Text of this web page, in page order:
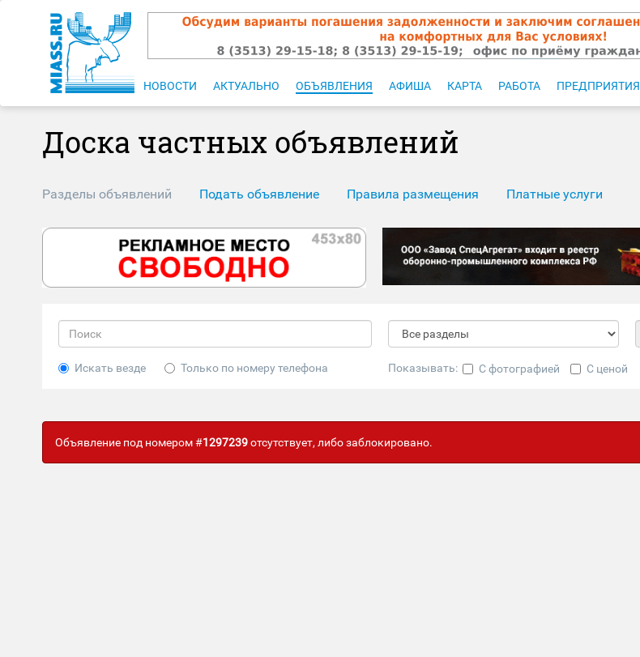
НОВОСТИ АКТУАЛЬНО ОБЪЯВЛЕНИЯ АФИША КАРТА РАБОТА ПРЕДПРИЯТИЯ
Доска частных объявлений
Разделы объявлений Подать объявление Правила размещения Платные услуги
Искать везде Только по номеру телефона Показывать: С фотографией С ценой
Объявление под номером #1297239отсутствует, либо заблокировано.